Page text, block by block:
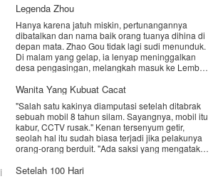
Legenda Zhou
Hanya karena jatuh miskin, pertunangannya
dibatalkan dan nama baik orang tuanya dihina di
depan mata. Zhao Gou tidak lagi sudi menunduk.
Di malam yang gelap, ia lenyap meninggalkan
desa pengasingan, melangkah masuk ke Lembah
mana warisan kuno dan ilmu terlarang
​Ketika ia kembali dengan topeng misterius dan
pedang berdarah, dunia persilatan terperanjat—
siapakah sosok mengerikan yang siap meratakan
klan-klan besar ini?
Wanita Yang Kubuat Cacat
"Salah satu kakinya diamputasi setelah ditabrak
sebuah mobil 8 tahun silam. Sayangnya, mobil itu
kabur, CCTV rusak." Kenan tersenyum getir,
seolah hal itu sudah biasa terjadi jika pelakunya
orang-orang berduit. "Ada saksi yang mengatakan
warna merah, tapi..." Ia kembali terkekeh.
Setelah 100 Hari